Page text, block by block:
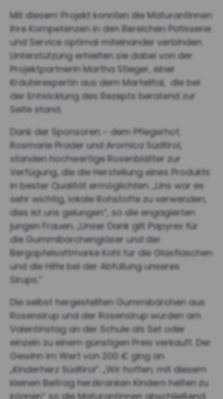
Mit diesem Projekt konnten die Maturantinnen
ihre Kompetenzen in den Bereichen Patisserie
und Service optimal miteinander verbinden.
Unterstützung erhielten sie dabei von der
Projektpartnerin Martha Stieger, einer
Kräuterexpertin aus dem Martelltal, die bei
der Entwicklung des Rezepts beratend zur
Seite stand.
Dank der Sponsoren – dem Pflegerhof,
Rosmarie Prader und Aromica Südtirol,
standen hochwertige Rosenblätter zur
Verfügung, die die Herstellung eines Produkts
in bester Qualität ermöglichten. „Uns war es
sehr wichtig, lokale Rohstoffe zu verwenden,
dies ist uns gelungen“, so die engagierten
jungen Frauen. „Unser Dank gilt Papyrex für
die Gummibärchengläser und der
Bergapfelsaftmarke Kohl für die Glasflaschen
und die Hilfe bei der Abfüllung unseres
Sirups.”
Die selbst hergestellten Gummibärchen aus
Rosensirup und der Rosensirup wurden am
Valentinstag an der Schule als Set oder
einzeln zu einem günstigen Preis verkauft. Der
Gewinn im Wert von 200 € ging an
„Kinderherz Südtirol“. „Wir hoffen, mit diesem
kleinen Beitrag herzkranken Kindern helfen zu
können“ so die Maturantinnen abschließend.